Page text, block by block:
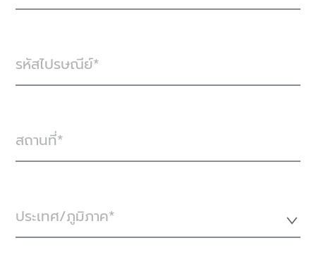
รหัสไปรษณีย์
สถานที่
ประเทศ/ภูมิภาค*